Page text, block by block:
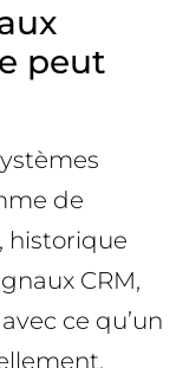
peut
de
historique
CRM,
ce qu’un